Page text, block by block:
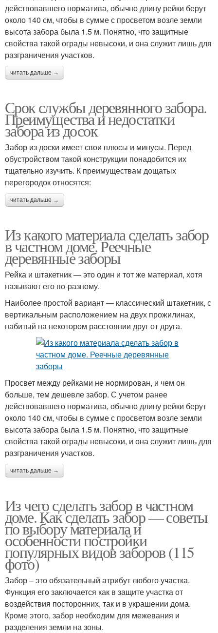
действовавшего норматива, обычно длину рейки берут
около 140 см, чтобы в сумме с просветом возле земли
высота забора была 1.5 м. Понятно, что защитные
свойства такой ограды невысоки, и она служит лишь для
разграничения участков.
читать дальше →
Срок службы деревянного забора.
Преимущества и недостатки
забора из досок
Забор из доски имеет свои плюсы и минусы. Перед
обустройством такой конструкции понадобится их
тщательно изучить. К преимуществам дощатых
перегородок относятся:
читать дальше →
Из какого материала сделать забор
в частном доме. Реечные
деревянные заборы
Рейка и штакетник — это один и тот же материал, хотя
называют его по-разному.
Наиболее простой вариант — классический штакетник, с
вертикальным расположением на двух прожилинах,
набитый на некотором расстоянии друг от друга.
Просвет между рейками не нормирован, и чем он
больше, тем дешевле забор. С учетом ранее
действовавшего норматива, обычно длину рейки берут
около 140 см, чтобы в сумме с просветом возле земли
высота забора была 1.5 м. Понятно, что защитные
свойства такой ограды невысоки, и она служит лишь для
разграничения участков.
читать дальше →
Из чего сделать забор в частном
доме. Как сделать забор — советы
по выбору материала и
особенности постройки
популярных видов заборов (115
фото)
Забор – это обязательный атрибут любого участка.
Функция его заключается как в защите участка от
воздействия посторонних, так и в украшении дома.
Кроме этого, забор необходим для межевания и
разделения земли на зоны.